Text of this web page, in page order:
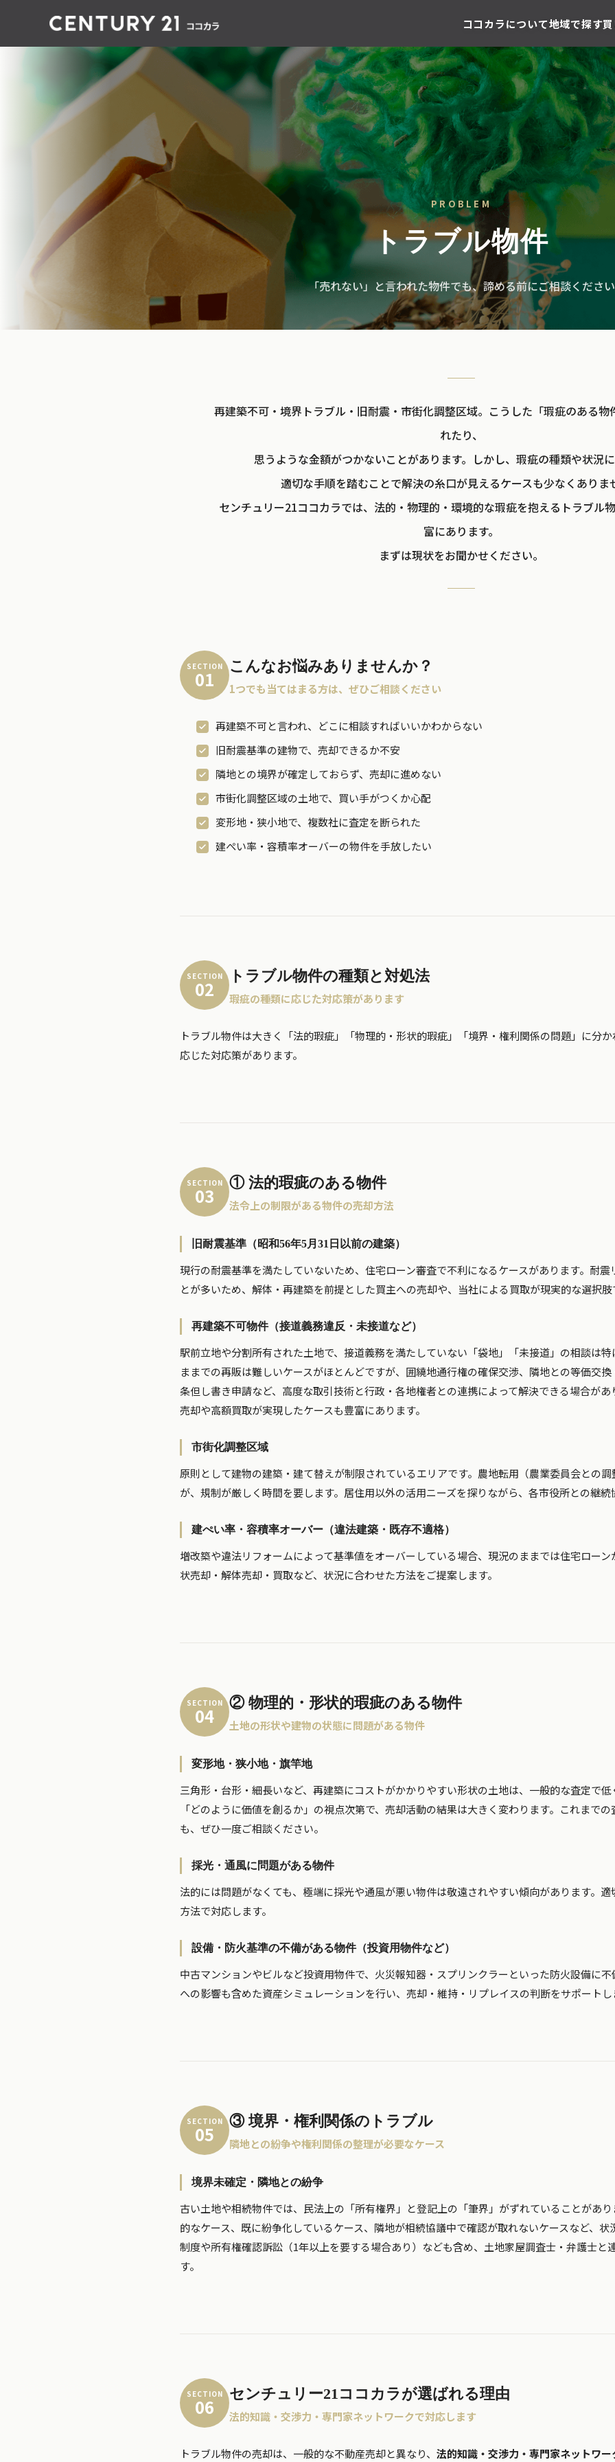
ココカラについて地域で探す
PROBLEM
トラブル物件
「売れない」と言われた物件でも、諦める前にご相談ください
再建築不可・境界トラブル・旧耐震・市街化調整区域。こうした「瑕疵のある物
れたり、
思うような金額がつかないことがあります。しかし、瑕疵の種類や状況に
適切な手順を踏むことで解決の糸口が見えるケースも少なくありま
センチュリー21ココカラでは、法的・物理的・環境的な瑕疵を抱えるトラブル
富にあります。
まずは現状をお聞かせください。
SECTION
01
こんなお悩みありませんか？
1つでも当てはまる方は、ぜひご相談ください
再建築不可と言われ、どこに相談すればいいかわからない
旧耐震基準の建物で、売却できるか不安
隣地との境界が確定しておらず、売却に進めない
市街化調整区域の土地で、買い手がつくか心配
変形地・狭小地で、複数社に査定を断られた
建ぺい率・容積率オーバーの物件を手放したい
SECTION
02
トラブル物件の種類と対処法
瑕疵の種類に応じた対応策があります
トラブル物件は大きく「法的瑕疵」「物理的・形状的瑕疵」「境界・権利関係の問題」に分
応じた対応策があります。
SECTION
03
① 法的瑕疵のある物件
法令上の制限がある物件の売却方法
旧耐震基準（昭和56年5月31日以前の建築）
現行の耐震基準を満たしていないため、住宅ローン審査で不利になるケースがあります。耐震
とが多いため、解体・再建築を前提とした買主への売却や、当社による買取が現実的な選択肢
再建築不可物件（接道義務違反・未接道など）
駅前立地や分割所有された土地で、接道義務を満たしていない「袋地」「未接道」の相談は
ままでの再販は難しいケースがほとんどですが、囲繞地通行権の確保交渉、隣地との等価交
条但し書き申請など、高度な取引技術と行政・各地権者との連携によって解決できる場合が
売却や高額買取が実現したケースも豊富にあります。
市街化調整区域
原則として建物の建築・建て替えが制限されているエリアです。農地転用（農業委員会との
が、規制が厳しく時間を要します。居住用以外の活用ニーズを探りながら、各市役所との継続
建ぺい率・容積率オーバー（違法建築・既存不適格）
増改築や違法リフォームによって基準値をオーバーしている場合、現況のままでは住宅ロー
状売却・解体売却・買取など、状況に合わせた方法をご提案します。
SECTION
04
② 物理的・形状的瑕疵のある物件
土地の形状や建物の状態に問題がある物件
変形地・狭小地・旗竿地
三角形・台形・細長いなど、再建築にコストがかかりやすい形状の土地は、一般的な査定で
「どのように価値を創るか」の視点次第で、売却活動の結果は大きく変わります。これまで
も、ぜひ一度ご相談ください。
採光・通風に問題がある物件
法的には問題がなくても、極端に採光や通風が悪い物件は敬遠されやすい傾向があります。
方法で対応します。
設備・防火基準の不備がある物件（投資用物件など）
中古マンションやビルなど投資用物件で、火災報知器・スプリンクラーといった防火設備に
への影響も含めた資産シミュレーションを行い、売却・維持・リプレイスの判断をサポートし
SECTION
05
③ 境界・権利関係のトラブル
隣地との紛争や権利関係の整理が必要なケース
境界未確定・隣地との紛争
古い土地や相続物件では、民法上の「所有権界」と登記上の「筆界」がずれていることがあ
的なケース、既に紛争化しているケース、隣地が相続協議中で確認が取れないケースなど、状
制度や所有権確認訴訟（1年以上を要する場合あり）なども含め、土地家屋調査士・弁護士と
す。
SECTION
06
センチュリー21ココカラが選ばれる理由
法的知識・交渉力・専門家ネットワークで対応します
トラブル物件の売却は、一般的な不動産売却と異なり、 法的知識・交渉力・専門家ネットワー